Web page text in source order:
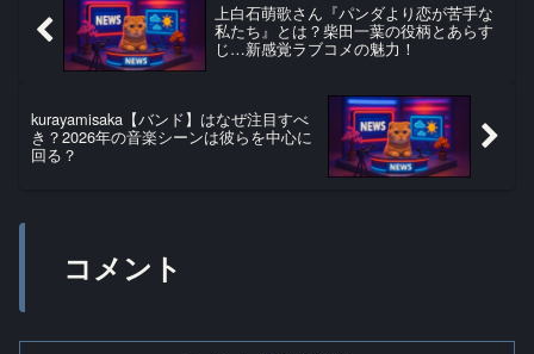
上白石萌歌さん『パンダより恋が苦手な
私たち』とは？柴田一葉の役柄とあらす
じ…新感覚ラブコメの魅力！
kurayamisaka【バンド】はなぜ注目すべ
き？2026年の音楽シーンは彼らを中心に
回る？
コメント